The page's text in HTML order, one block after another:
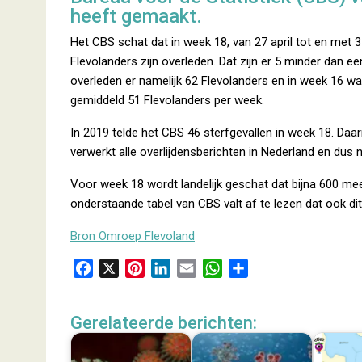
heeft gemaakt.
Het CBS schat dat in week 18, van 27 april tot en met
Flevolanders zijn overleden. Dat zijn er 5 minder dan
overleden er namelijk 62 Flevolanders en in week 16
gemiddeld 51 Flevolanders per week.
In 2019 telde het CBS 46 sterfgevallen in week 18.
verwerkt alle overlijdensberichten in Nederland en
Voor week 18 wordt landelijk geschat dat bijna 600
onderstaande tabel van CBS valt af te lezen dat ook
Bron Omroep Flevoland
e
t
e
k
e
i
l
W
t
s
e
n
Gerelateerde berichten: